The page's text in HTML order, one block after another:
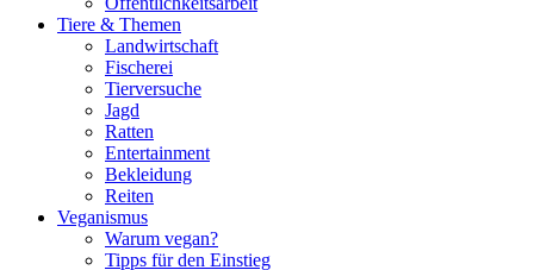
Tiere & Themen
Landwirtschaft
Fischerei
Tierversuche
Jagd
Ratten
Entertainment
Bekleidung
Reiten
Veganismus
Warum vegan?
Tipps für den Einstieg